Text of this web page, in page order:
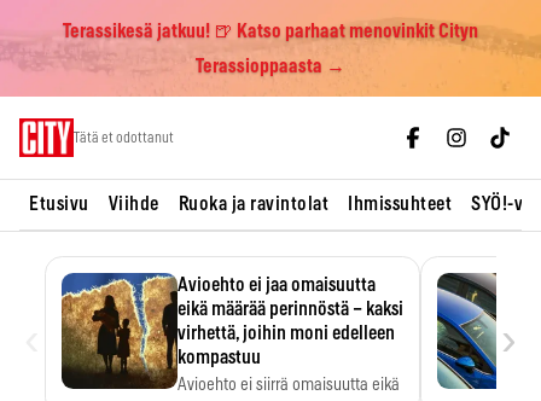
Terassikesä jatkuu! 🍺 Katso parhaat menovinkit Cityn
Terassioppaasta →
Tätä et odottanut
Etusivu Viihde Ruoka ja ravintolat Ihmissuhteet SYÖ!-
Avioehto ei jaa omaisuutta
eikä määrää perinnöstä – kaksi
virhettä, joihin moni edelleen
kompastuu
Avioehto ei siirrä omaisuutta eikä
›